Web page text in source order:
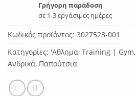
Γρήγορη παράδοση
σε 1-3 εργάσιμες ημέρες
Κωδικός προϊόντος: 3027523-001
Κατηγορίες: 'Αθλημα, Training | Gym,
Ανδρικά, Παπούτσια